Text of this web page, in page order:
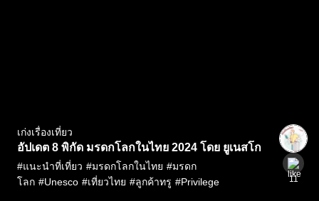
เก่งเรื่องเที่ยว
อัปเดต 8 พิกัด มรดกโลกในไทย 2024 โดย ยูเนสโก
#แนะนำที่เที่ยว #มรดกโลกในไทย #มรดก
โลก #Unesco #เที่ยวไทย #ลูกค้าทรู #Privilege 11